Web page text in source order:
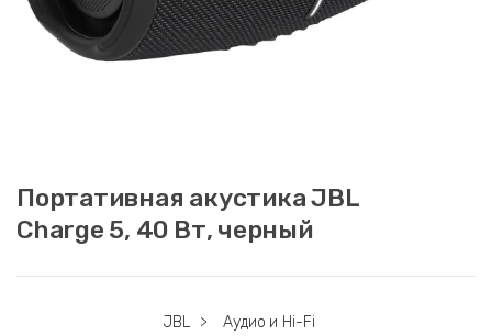
Портативная акустика JBL
Charge 5, 40 Вт, черный
JBL >
Аудио и Hi-Fi